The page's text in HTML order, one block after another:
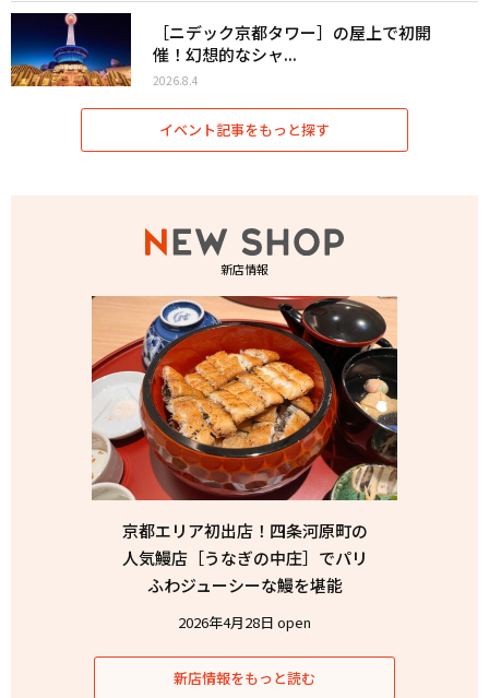
［ニデック京都タワー］の屋上で初開
催！幻想的なシャ...
2026.8.4
イベント記事をもっと探す
新店情報
京都エリア初出店！四条河原町の
人気鰻店［うなぎの中庄］でパリ
ふわジューシーな鰻を堪能
2026年4月28日 open
新店情報をもっと読む